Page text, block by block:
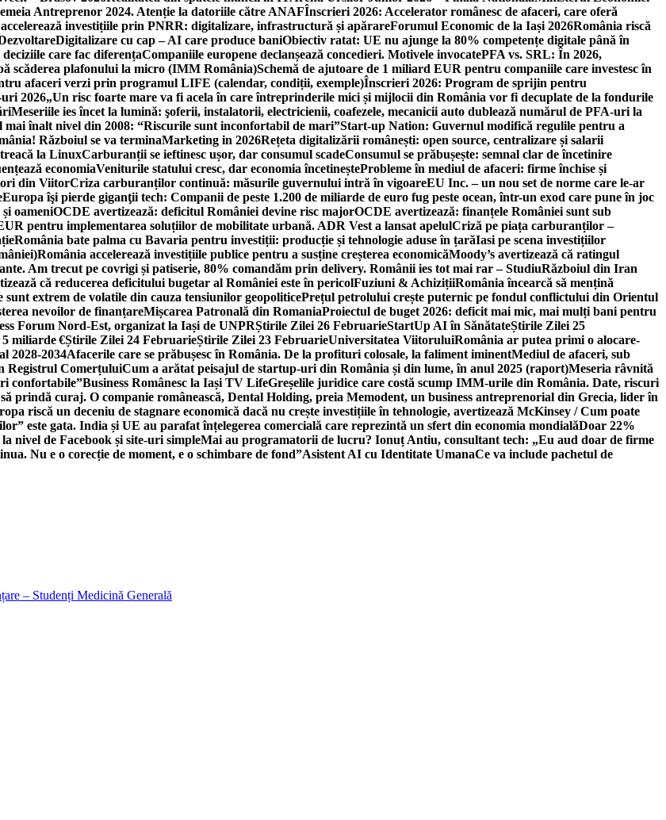
Antreprenor 2024. Atenție la datoriile către ANAFÎnscrieri 2026: Accelerator românesc de afaceri, care oferă
investițiile prin PNRR: digitalizare, infrastructură și apărareForumul Economic de la Iași 2026România riscă
Digitalizare cu cap – AI care produce baniObiectiv ratat: UE nu ajunge la 80% competențe digitale până în
care fac diferențaCompaniile europene declanșează concedieri. Motivele invocatePFA vs. SRL: În 2026,
scăderea plafonului la micro (IMM România)Schemă de ajutoare de 1 miliard EUR pentru companiile care investesc în
afaceri verzi prin programul LIFE (calendar, condiții, exemple)Înscrieri 2026: Program de sprijin pentru
2026„Un risc foarte mare va fi acela în care întreprinderile mici și mijlocii din România vor fi decuplate de la fondurile
Meseriile ies încet la lumină: şoferii, instalatorii, electricienii, coafezele, mecanicii auto dublează numărul de PFA-uri la
înalt nivel din 2008: “Riscurile sunt inconfortabil de mari”Start-up Nation: Guvernul modifică regulile pentru a
Războiul se va terminaMarketing in 2026Rețeta digitalizării românești: open source, centralizare și salarii
la LinuxCarburanții se ieftinesc ușor, dar consumul scadeConsumul se prăbușește: semnal clar de încetinire
economiaVeniturile statului cresc, dar economia încetineșteProbleme în mediul de afaceri: firme închise și
din ViitorCriza carburanților continuă: măsurile guvernului intră în vigoareEU Inc. – un nou set de norme care le-ar
Europa îşi pierde giganţii tech: Companii de peste 1.200 de miliarde de euro fug peste ocean, într-un exod care pune în joc
oameniOCDE avertizează: deficitul României devine risc majorOCDE avertizează: finanțele României sunt sub
pentru implementarea soluțiilor de mobilitate urbană. ADR Vest a lansat apelulCriză pe piața carburanților –
România bate palma cu Bavaria pentru investiții: producție și tehnologie aduse în țarăIasi pe scena investițiilor
România accelerează investițiile publice pentru a susține creșterea economicăMoody’s avertizează că ratingul
Am trecut pe covrigi și patiserie, 80% comandăm prin delivery. Românii ies tot mai rar – StudiuRăzboiul din Iran
că reducerea deficitului bugetar al României este în pericolFuziuni & AchizițiiRomânia încearcă să mențină
sunt extrem de volatile din cauza tensiunilor geopoliticePrețul petrolului crește puternic pe fondul conflictului din Orientul
nevoilor de finanțareMișcarea Patronală din RomaniaProiectul de buget 2026: deficit mai mic, mai mulți bani pentru
Forum Nord-Est, organizat la Iași de UNPRȘtirile Zilei 26 FebruarieStartUp AI în SănătateȘtirile Zilei 25
miliarde €Știrile Zilei 24 FebruarieȘtirile Zilei 23 FebruarieUniversitatea ViitoruluiRomânia ar putea primi o alocare-
2028-2034Afacerile care se prăbușesc în România. De la profituri colosale, la faliment iminentMediul de afaceri, sub
Registrul ComerțuluiCum a arătat peisajul de startup-uri din România și din lume, în anul 2025 (raport)Meseria râvnită
confortabile”Business Românesc la Iași TV LifeGreșelile juridice care costă scump IMM-urile din România. Date, riscuri
prindă curaj. O companie românească, Dental Holding, preia Memodent, un business antreprenorial din Grecia, lider în
riscă un deceniu de stagnare economică dacă nu crește investițiile în tehnologie, avertizează McKinsey / Cum poate
este gata. India și UE au parafat înțelegerea comercială care reprezintă un sfert din economia mondialăDoar 22%
nivel de Facebook și site-uri simpleMai au programatorii de lucru? Ionuț Antiu, consultant tech: „Eu aud doar de firme
Nu e o corecție de moment, e o schimbare de fond”Asistent AI cu Identitate UmanaCe va include pachetul de
– Studenți Medicină Generală